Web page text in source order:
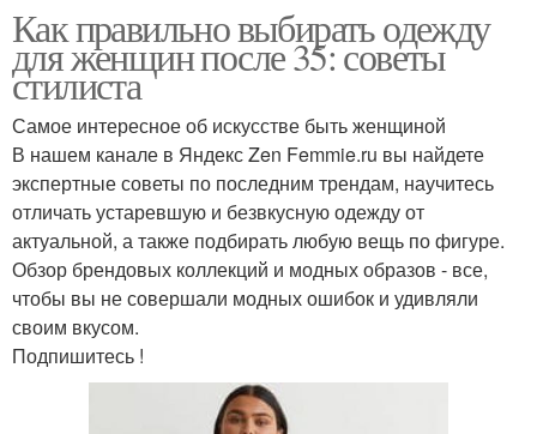
Как правильно выбирать одежду
для женщин после 35: советы
стилиста
Самое интересное об искусстве быть женщиной
В нашем канале в Яндекс Zen Femmie.ru вы найдете
экспертные советы по последним трендам, научитесь
отличать устаревшую и безвкусную одежду от
актуальной, а также подбирать любую вещь по фигуре.
Обзор брендовых коллекций и модных образов - все,
чтобы вы не совершали модных ошибок и удивляли
своим вкусом.
Подпишитесь !